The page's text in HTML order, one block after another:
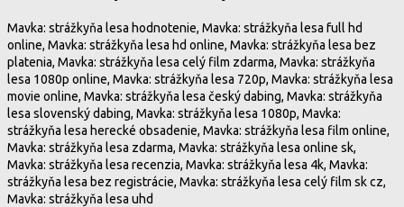
Mavka: strážkyňa lesa hodnotenie, Mavka: strážkyňa lesa full hd
online, Mavka: strážkyňa lesa hd online, Mavka: strážkyňa lesa bez
platenia, Mavka: strážkyňa lesa celý film zdarma, Mavka: strážkyňa
lesa 1080p online, Mavka: strážkyňa lesa 720p, Mavka: strážkyňa lesa
movie online, Mavka: strážkyňa lesa český dabing, Mavka: strážkyňa
lesa slovenský dabing, Mavka: strážkyňa lesa 1080p, Mavka:
strážkyňa lesa herecké obsadenie, Mavka: strážkyňa lesa film online,
Mavka: strážkyňa lesa zdarma, Mavka: strážkyňa lesa online sk,
Mavka: strážkyňa lesa recenzia, Mavka: strážkyňa lesa 4k, Mavka:
strážkyňa lesa bez registrácie, Mavka: strážkyňa lesa celý film sk cz,
Mavka: strážkyňa lesa uhd